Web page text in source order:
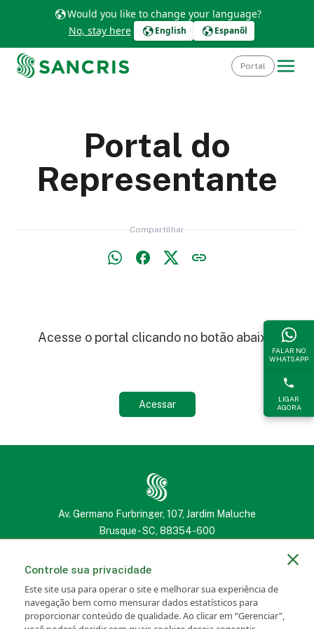
Would you like to change your language?
No, stay here
English Espanõl
Portal
Portal do
Representante
Compartilhar
Acesse o portal clicando no botão abaixo:
Acessar
Av. Germano Furbringer, 107, Jardim Maluche
Brusque - SC, 88354-600
FALAR NO
WHATSAPP
LIGAR
AGORA
Controle sua privacidade
Este site usa para operar o site e melhorar sua experiência de
navegação bem como mensurar dados estatísticos para
proporcionar conteúdo de qualidade. Ao clicar em “Gerenciar”,